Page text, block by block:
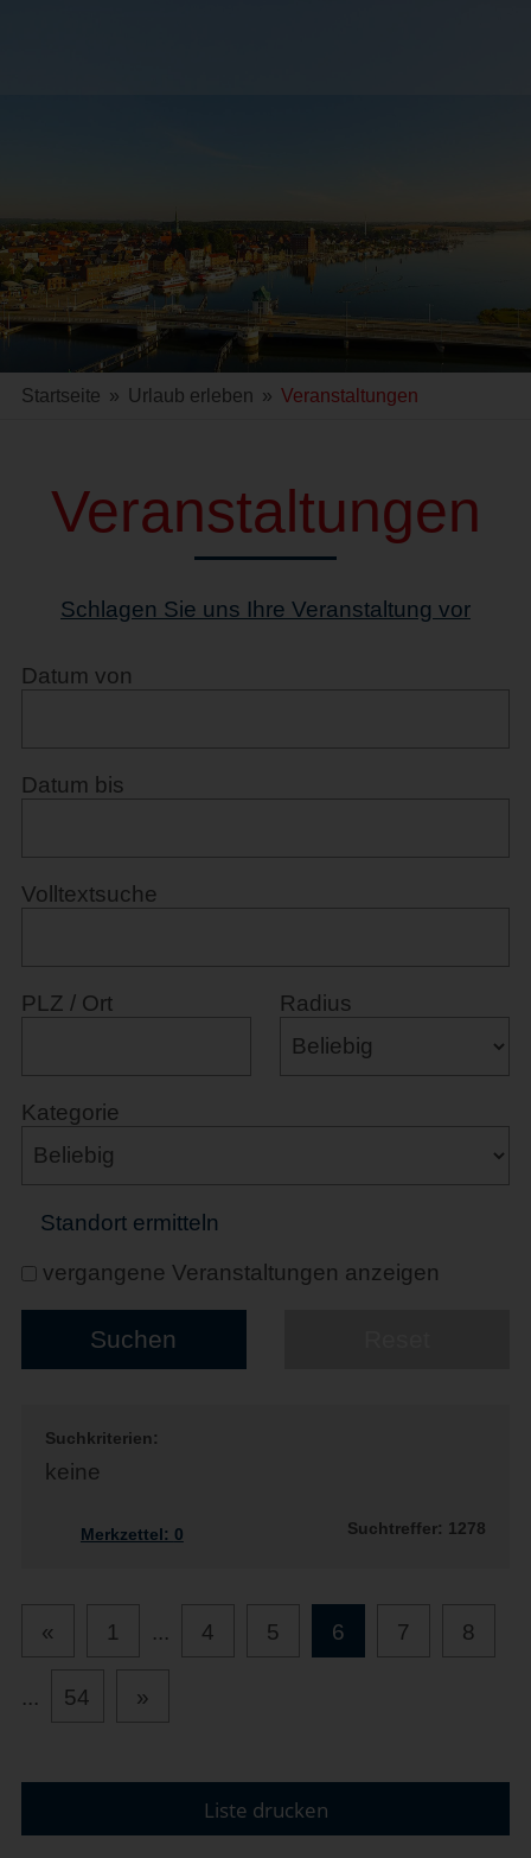
Startseite » Urlaub erleben » Veranstaltungen
Veranstaltungen
Schlagen Sie uns Ihre Veranstaltung vor
Datum von
Datum bis
Volltextsuche
PLZ / Ort Radius
Kategorie
Standort ermitteln
vergangene Veranstaltungen anzeigen
Suchkriterien:
keine
Merkzettel: 0 Suchtreffer: 1278
« 1 ... 4 5 6 7 8
... 54 »
Liste drucken